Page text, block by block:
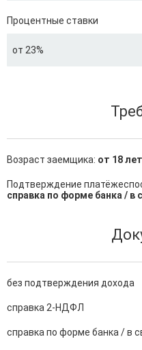
Процентные ставки
от 23%
Возраст заемщика: от 18 лет
Подтверждение
справка по форме банка /
без подтверждения дохода
справка 2-НДФЛ
справка по форме банка / в